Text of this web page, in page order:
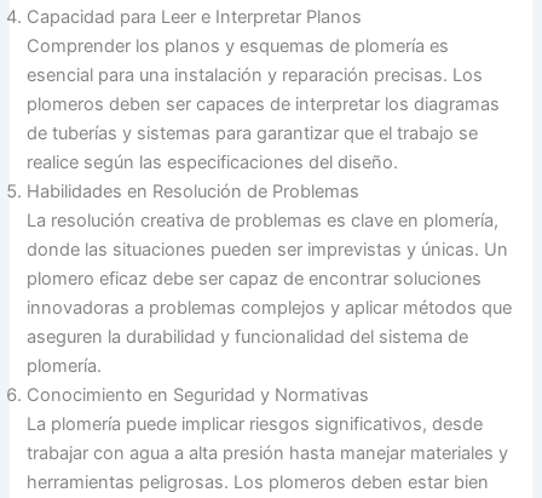
Capacidad para Leer e Interpretar Planos
Comprender los planos y esquemas de plomería es
esencial para una instalación y reparación precisas. Los
plomeros deben ser capaces de interpretar los diagramas
de tuberías y sistemas para garantizar que el trabajo se
realice según las especificaciones del diseño.
Habilidades en Resolución de Problemas
La resolución creativa de problemas es clave en plomería,
donde las situaciones pueden ser imprevistas y únicas. Un
plomero eficaz debe ser capaz de encontrar soluciones
innovadoras a problemas complejos y aplicar métodos que
aseguren la durabilidad y funcionalidad del sistema de
plomería.
Conocimiento en Seguridad y Normativas
La plomería puede implicar riesgos significativos, desde
trabajar con agua a alta presión hasta manejar materiales y
herramientas peligrosas. Los plomeros deben estar bien